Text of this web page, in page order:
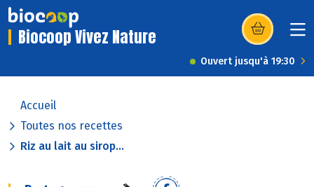
Biocoop Vivez Nature (s’ouvre dans
Ouvert jusqu'à 19:30
Accueil
Toutes nos recettes
Riz au lait au sirop...